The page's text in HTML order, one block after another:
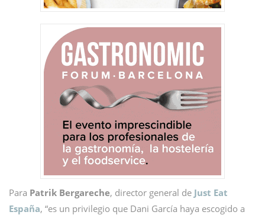
Para Patrik Bergareche, director general de Just Eat
España, “es un privilegio que Dani García haya escogido a